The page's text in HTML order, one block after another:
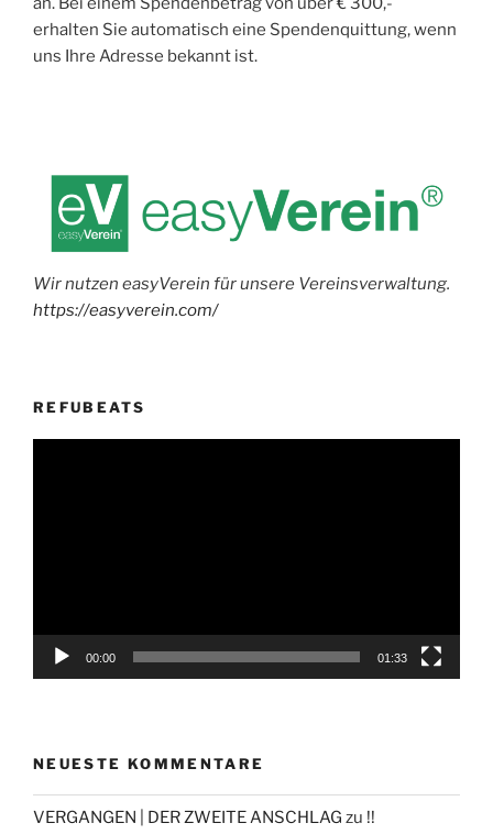
erhalten Sie automatisch eine Spendenquittung, wenn
uns Ihre Adresse bekannt ist.
Wir nutzen easyVerein für unsere Vereinsverwaltung.
https://easyverein.com/
REFUBEATS
00:00 01:33
NEUESTE KOMMENTARE
VERGANGEN | DER ZWEITE ANSCHLAG zu !!